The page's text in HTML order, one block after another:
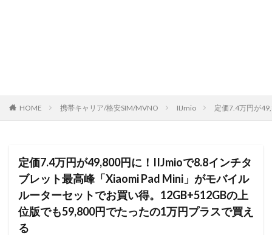
HOME 携帯キャリア/格安SIM/MVNO IIJmio 定価7.4万円が
定価7.4万円が49,800円に！IIJmioで8.8インチタ
ブレット最高峰「Xiaomi Pad Mini」がモバイル
ルーターセットでお買い得。12GB+512GBの上
位版でも59,800円でたったの1万円プラスで買え
る